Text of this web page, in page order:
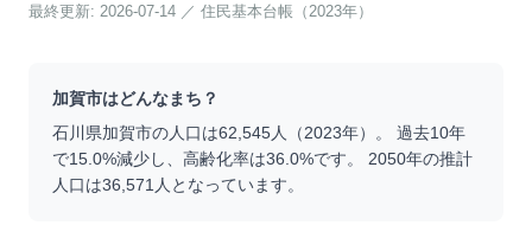
最終更新: 2026-07-14 ／ 住民基本台帳（2023年）
加賀市はどんなまち？
石川県加賀市の人口は62,545人（2023年）。 過去10年
で15.0%減少し、高齢化率は36.0%です。 2050年の推計
人口は36,571 人となっています。